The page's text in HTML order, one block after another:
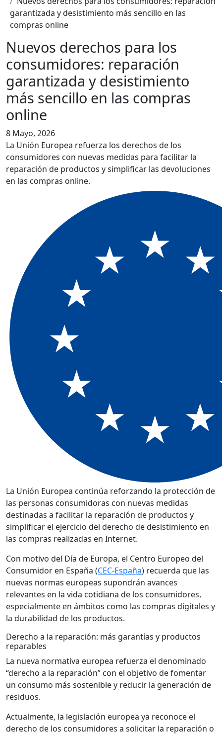
garantizada y desistimiento más sencillo en las
compras online
Nuevos derechos para los
consumidores: reparación
garantizada y desistimiento
más sencillo en las compras
online
8 Mayo, 2026
La Unión Europea refuerza los derechos de los
consumidores con nuevas medidas para facilitar la
reparación de productos y simplificar las devoluciones
en las compras online.
La Unión Europea continúa reforzando la protección de
las personas consumidoras con nuevas medidas
destinadas a facilitar la reparación de productos y
simplificar el ejercicio del derecho de desistimiento en
las compras realizadas en Internet.
Con motivo del Día de Europa, el Centro Europeo del
Consumidor en España (CEC-España) recuerda que las
nuevas normas europeas supondrán avances
relevantes en la vida cotidiana de los consumidores,
especialmente en ámbitos como las compras digitales y
la durabilidad de los productos.
Derecho a la reparación: más garantías y productos
reparables
La nueva normativa europea refuerza el denominado
“derecho a la reparación” con el objetivo de fomentar
un consumo más sostenible y reducir la generación de
residuos.
Actualmente, la legislación europea ya reconoce el
derecho de los consumidores a solicitar la reparación o